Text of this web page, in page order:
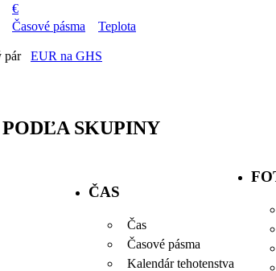
€
Časové pásma Teplota
pár EUR na GHS
SKUPINY
ČAS
Čas
Časové pásma
Kalendár tehotenstva